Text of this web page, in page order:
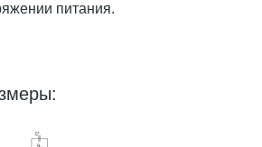
питания.